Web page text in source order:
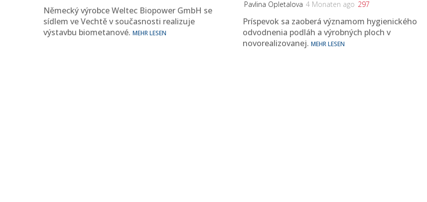
Německý výrobce Weltec Biopower GmbH se
sídlem ve Vechtě v současnosti realizuje
výstavbu biometanové. MEHR LESEN
Pavlina Opletalova 4 Monaten ago 297
Príspevok sa zaoberá významom hygienického
odvodnenia podláh a výrobných ploch v
novorealizovanej. MEHR LESEN